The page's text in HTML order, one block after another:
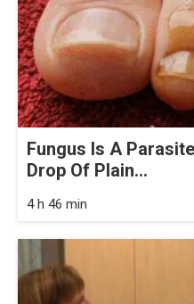
Fungus Is A
Drop Of Plain...
4 h 46 min